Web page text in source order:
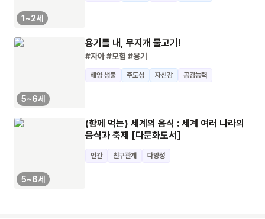
1~2세
5~6세
용기를 내, 무지개 물고기!
#자아#모험 #용기
해양 생물 주도성 자신감 공감능력
5~6세
(함께 먹는) 세계의 음식 : 세계 여러 나라의
음식과 축제 [다문화도서]
인간 친구관계 다양성